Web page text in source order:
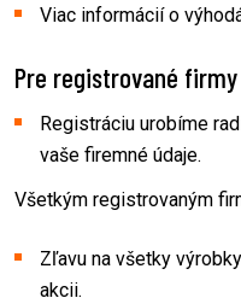
Viac informácií o
Pre registrované
Registráciu urobíme
vaše firemné údaje.
Všetkým registrovaným
Zľavu na všetky
akcii.